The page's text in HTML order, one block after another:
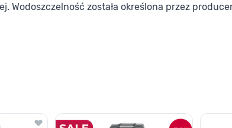
Wodoszczelność została określona przez
lub przejść bezpośrednio do nawigacji karuzeli za